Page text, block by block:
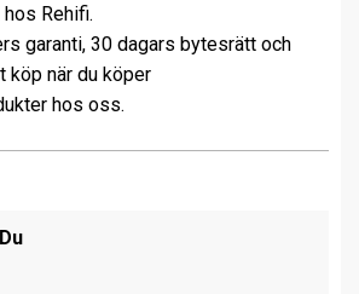
Rehifi.
garanti, 30 dagars bytesrätt och
köp när du köper
hos oss.
Du